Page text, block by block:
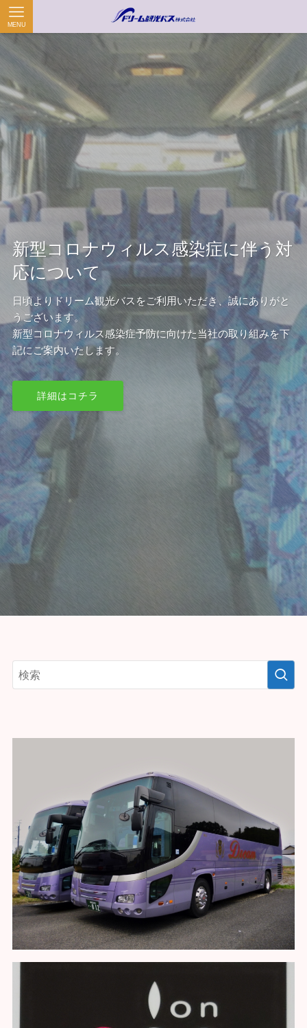
MENU
新型コロナウィルス感染症に伴う対
応について
日頃よりドリーム観光バスをご利用いただき、誠にありがと
うございます。
新型コロナウィルス感染症予防に向けた当社の取り組みを下
記にご案内いたします。
詳細はコチラ